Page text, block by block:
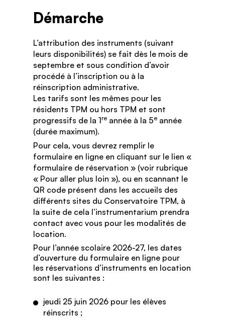
Démarche
L’attribution des instruments (suivant
leurs disponibilités) se fait dès le mois de
septembre et sous condition d’avoir
procédé à l’inscription ou à la
réinscription administrative.
Les tarifs sont les mêmes pour les
résidents TPM ou hors TPM et sont
progressifs de la 1re année à la 5e année
(durée maximum).
Pour cela, vous devrez remplir le
formulaire en ligne en cliquant sur le lien «
formulaire de réservation » (voir rubrique
« Pour aller plus loin »), ou en scannant le
QR code présent dans les accueils des
différents sites du Conservatoire TPM, à
la suite de cela l’instrumentarium prendra
contact avec vous pour les modalités de
location.
Pour l’année scolaire 2026-27, les dates
d’ouverture du formulaire en ligne pour
les réservations d’instruments en location
sont les suivantes :
jeudi 25 juin 2026 pour les élèves
réinscrits ;